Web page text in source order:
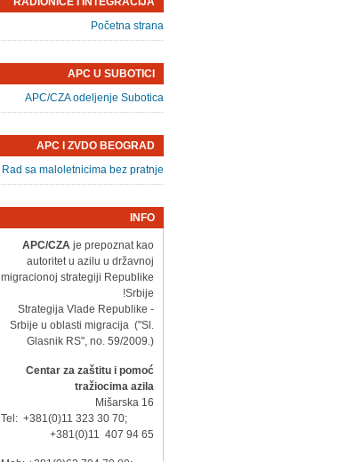
Početna strana
APC U SUBOTICI
APC/CZA odeljenje Subotica
APC I ZVDO BEOGRAD
Rad sa maloletnicima bez pratnje
INFO
APC/CZA je prepoznat kao
autoritet u azilu u državnoj
migracionoj strategiji Republike
Srbije!
- Strategija Vlade Republike
Srbije u oblasti migracija ("Sl.
Glasnik RS", no. 59/2009.)
Centar za zaštitu i pomoć
tražiocima azila
Mišarska 16
Tel: +381(0)11 323 30 70;
+381(0)11 407 94 65